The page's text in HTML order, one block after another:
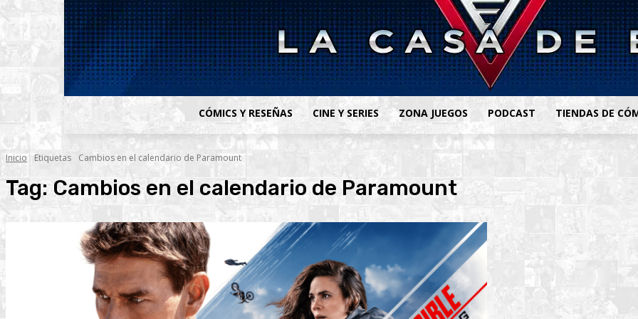
CÓMICS Y RESEÑAS CINE Y SERIES ZONA JUEGOS PODCAST TIENDAS DE
Inicio Etiquetas Cambios en el calendario de Paramount
Tag: Cambios en el calendario de Paramount